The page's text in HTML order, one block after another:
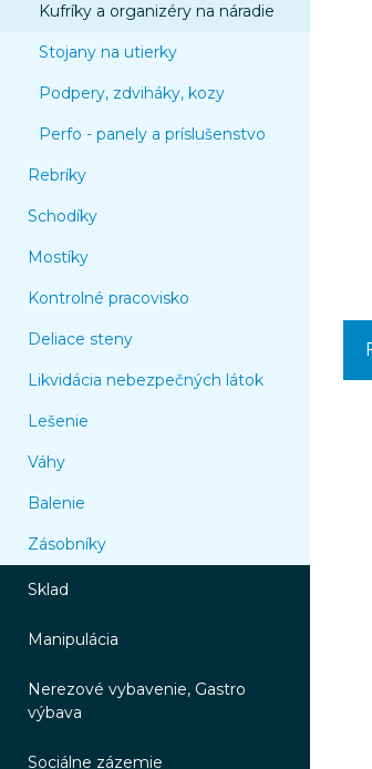
Kufríky a organizéry na náradie
Stojany na utierky
Podpery, zdviháky, kozy
Perfo - panely a príslušenstvo
Rebríky
Schodíky
Mostíky
Kontrolné pracovisko
Deliace steny
Likvidácia nebezpečných látok
Lešenie
Váhy
Balenie
Zásobníky
Sklad
Manipulácia
Nerezové vybavenie, Gastro
výbava
Sociálne zázemie